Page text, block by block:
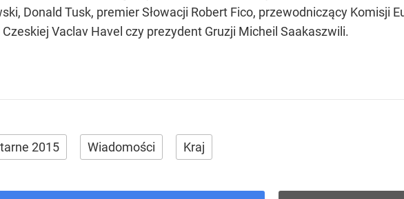
Donald Tusk, premier Słowacji Robert Fico, przewodniczący Komisji
Vaclav Havel czy prezydent Gruzji Micheil Saakaszwili.
2015 Wiadomości Kraj